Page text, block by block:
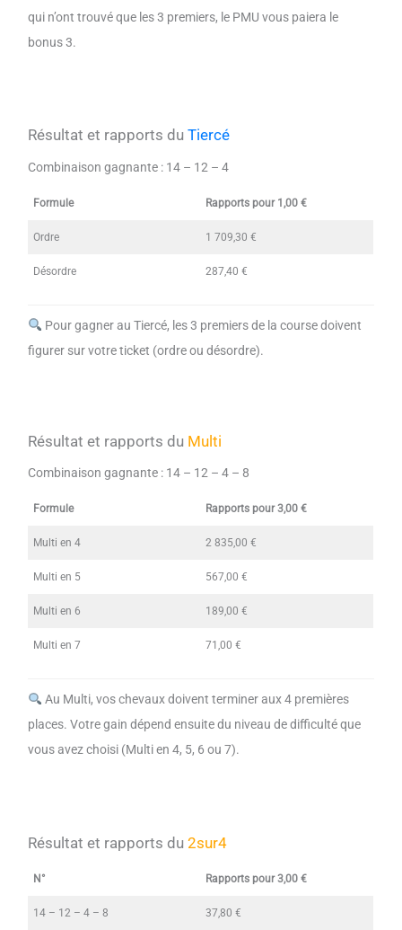
qui n’ont trouvé que les 3 premiers, le PMU vous paiera le
bonus 3.
Résultat et rapports duTiercé
Combinaison gagnante : 14 – 12 – 4
Formule Rapports pour 1,00 €
Ordre 1 709,30 €
Désordre 287,40 €
Pour gagner au Tiercé, les 3 premiers de la course doivent
figurer sur votre ticket (ordre ou désordre).
Résultat et rapports du Multi
Combinaison gagnante : 14 – 12 – 4 – 8
Formule Rapports pour 3,00 €
Multi en 4 2 835,00 €
Multi en 5 567,00 €
Multi en 6 189,00 €
Multi en 7 71,00 €
Au Multi, vos chevaux doivent terminer aux 4 premières
places. Votre gain dépend ensuite du niveau de difficulté que
vous avez choisi (Multi en 4, 5, 6 ou 7).
Résultat et rapports du2sur4
N° Rapports pour 3,00 €
14 – 12 – 4 – 8 37,80 €